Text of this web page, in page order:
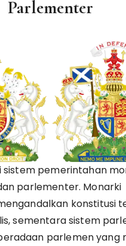
Parlementer
sistem pemerintahan
parlementer. Monarki
konstitusi
sementara sistem
parlemen yang